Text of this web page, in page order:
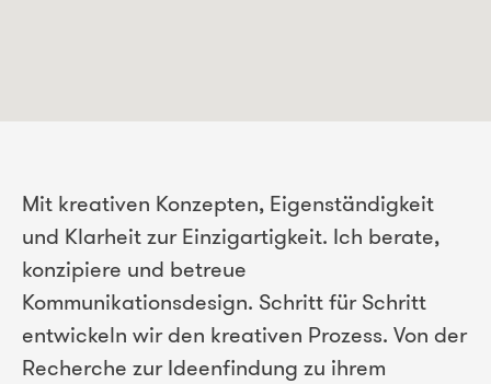
Mit kreativen Konzepten, Eigenständigkeit
und Klarheit zur Einzigartigkeit. Ich berate,
konzipiere und betreue
Kommunikationsdesign. Schritt für Schritt
entwickeln wir den kreativen Prozess. Von der
Recherche zur Ideenfindung zu ihrem